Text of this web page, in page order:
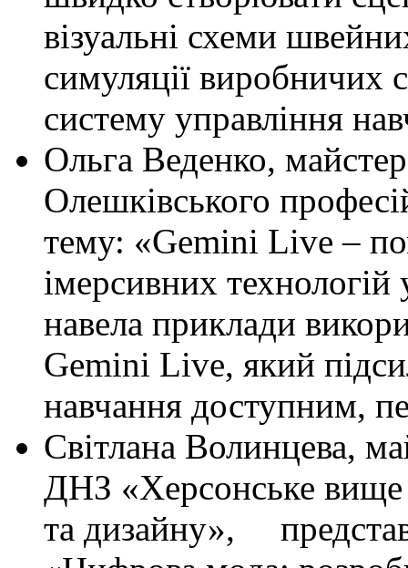
візуальні схеми
симуляції виробничих
систему управління
Ольга Веденко,
Олешківського
тему: «Gemini Live –
імерсивних
навела приклади
Gemini Live, який
навчання доступним,
Світлана Волинцева,
ДНЗ «Херсонське вище
та дизайну»,